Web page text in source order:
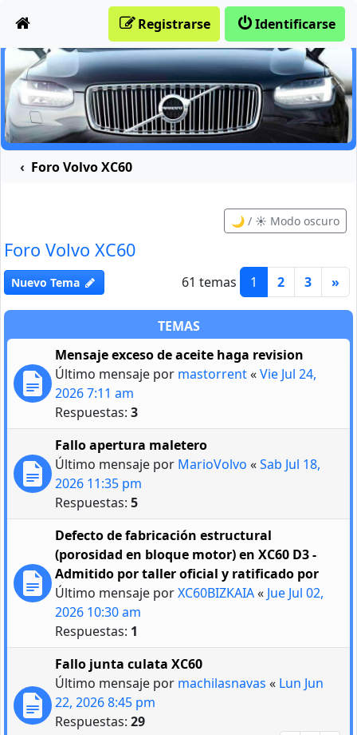
Identificarse
Registrarse
Foro Volvo XC60
🌙 / ☀️ Modo oscuro
Foro Volvo XC60
Nuevo Tema 61 temas 1 2 3 »
TEMAS
Mensaje exceso de aceite haga revision
Último mensaje por mastorrent«Vie Jul 24,
2026 7:11 am
Respuestas: 3
Fallo apertura maletero
Último mensaje por MarioVolvo «Sab Jul 18,
2026 11:35 pm
Respuestas: 5
Defecto de fabricación estructural
(porosidad en bloque motor) en XC60 D3 -
Admitido por taller oficial y ratificado por
Último mensaje porXC60BIZKAIA« Jue Jul 02,
2026 10:30 am
Respuestas: 1
Fallo junta culata XC60
Último mensaje por machilasnavas « Lun Jun
22, 2026 8:45 pm
Respuestas: 29